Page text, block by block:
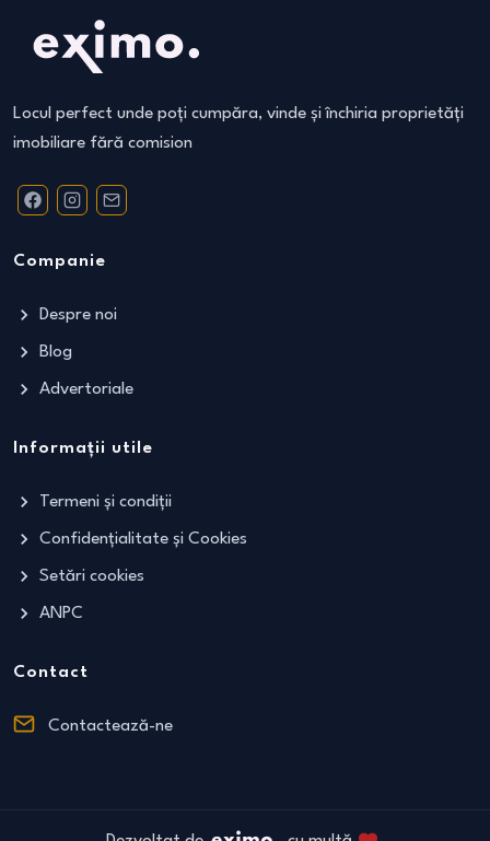
Locul perfect unde poți cumpăra, vinde și închiria proprietăți
imobiliare fără comision
Companie
Despre noi
Blog
Advertoriale
Informații utile
Termeni și condiții
Confidențialitate și Cookies
Setări cookies
ANPC
Contact
Contactează-ne